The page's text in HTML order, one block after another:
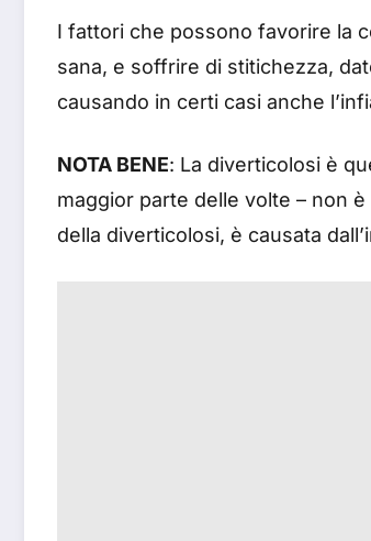
I fattori che possono favorire la
sana, e soffrire di stitichezza,
causando in certi casi anche
NOTA BENE: La diverticolosi è
maggior parte delle volte – non
della diverticolosi, è causata